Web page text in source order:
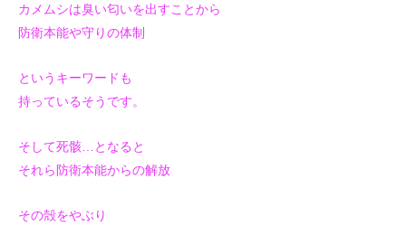
カメムシは臭い匂いを出すことから
防衛本能や守りの体制
というキーワードも
持っているそうです。
そして死骸…となると
それら防衛本能からの解放
その殻をやぶり